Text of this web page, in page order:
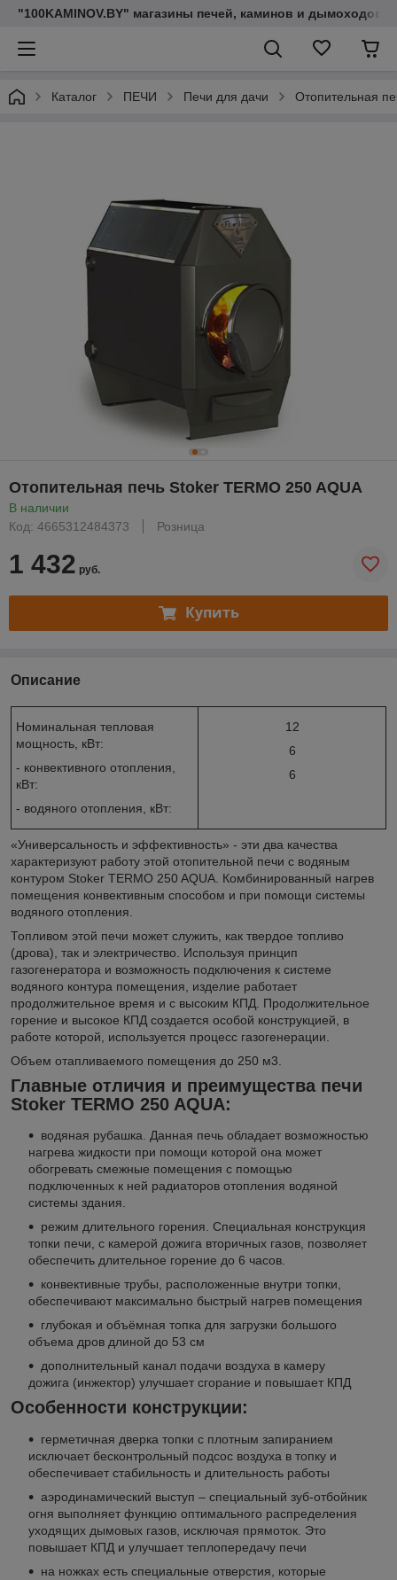
"100KAMINOV.BY" магазины печей, каминов и дымоходов
Каталог ПЕЧИ Печи для дачи Отопительная
Отопительная печь Stoker TERMO 250 AQUA
В наличии
Код: 4665312484373
Розница
1 432 руб.
Купить
Описание
Номинальная тепловая
мощность, кВт:
- конвективного отопления,
кВт:
- водяного отопления, кВт:
12
6
6
«Универсальность и эффективность» - эти два качества
характеризуют работу этой отопительной печи с водяным
контуром Stoker TERMO 250 AQUA. Комбинированный нагрев
помещения конвективным способом и при помощи системы
водяного отопления.
Топливом этой печи может служить, как твердое топливо
(дрова), так и электричество. Используя принцип
газогенератора и возможность подключения к системе
водяного контура помещения, изделие работает
продолжительное время и с высоким КПД. Продолжительное
горение и высокое КПД создается особой конструкцией, в
работе которой, используется процесс газогенерации.
Объем отапливаемого помещения до 250 м3
Главные отличия и преимущества печи
Stoker TERMO 250 AQUA:
водяная рубашка. Данная печь обладает возможностью
нагрева жидкости при помощи которой она может
обогревать смежные помещения с помощью
подключенных к ней радиаторов отопления водяной
системы здания.
режим длительного горения. Специальная конструкция
топки печи, с камерой дожига вторичных газов, позволяет
обеспечить длительное горение до 6 часов.
конвективные трубы, расположенные внутри топки,
обеспечивают максимально быстрый нагрев помещения
глубокая и объёмная топка для загрузки большого
объема дров длиной до 53 см
дополнительный канал подачи воздуха в камеру
дожига (инжектор) улучшает сгорание и повышает КПД
Особенности конструкции:
герметичная дверка топки с плотным запиранием
исключает бесконтрольный подсос воздуха в топку и
обеспечивает стабильность и длительность работы
аэродинамический выступ – специальный зуб-отбойник
огня выполняет функцию оптимального распределения
уходящих дымовых газов, исключая прямоток. Это
повышает КПД и улучшает теплопередачу печи
на ножках есть специальные отверстия, которые